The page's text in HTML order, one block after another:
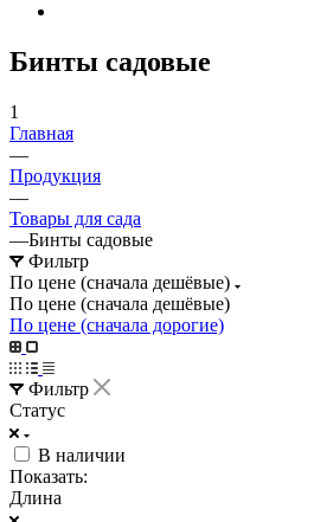
Бинты садовые
1
Главная
—
Продукция
—
Товары для сада
—Бинты садовые
Фильтр
По цене (сначала дешёвые)
По цене (сначала дешёвые)
По цене (сначала дорогие)
Фильтр
Статус
В наличии
Показать:
Длина